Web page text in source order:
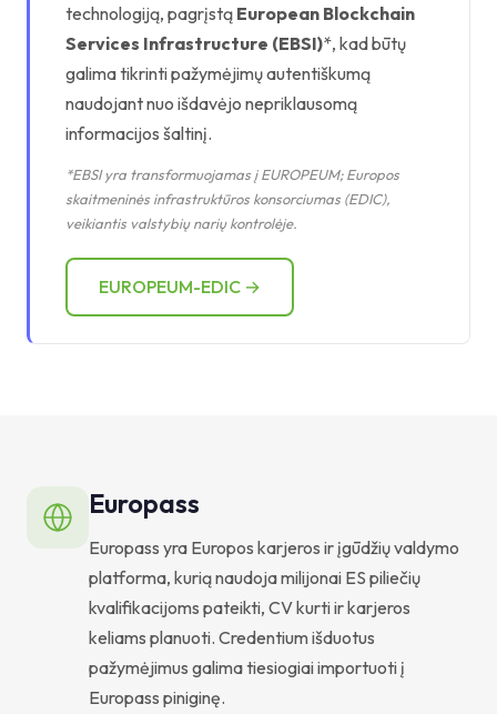
technologiją, pagrįstą European Blockchain
Services Infrastructure (EBSI)*, kad būtų
galima tikrinti pažymėjimų autentiškumą
naudojant nuo išdavėjo nepriklausomą
informacijos šaltinį.
*EBSI yra transformuojamas į EUROPEUM; Europos
skaitmeninės infrastruktūros konsorciumas (EDIC),
veikiantis valstybių narių kontrolėje.
EUROPEUM-EDIC →
Europass
Europass yra Europos karjeros ir įgūdžių valdymo
platforma, kurią naudoja milijonai ES piliečių
kvalifikacijoms pateikti, CV kurti ir karjeros
keliams planuoti. Credentium išduotus
pažymėjimus galima tiesiogiai importuoti į
Europass piniginę.